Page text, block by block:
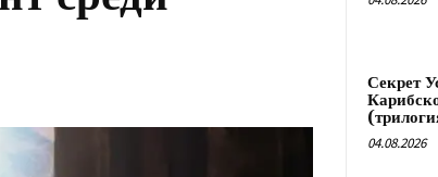
Секрет
04.08.2026